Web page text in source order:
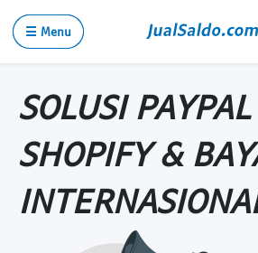
☰ Menu
SOLUSI PAYPAL
SHOPIFY &